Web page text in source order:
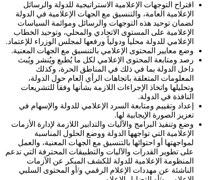
اقتراح التوجهات الإعلامية الاستراتيجية للدولة والرسائل
الإعلامية العامة، والتنسيق مع الجهات الإعلامية في الدولة
لضمان توحيد هذه التوجهات والرسائل وموائمة السياسات
الإعلامية على المستوى الاتحادي والمحلي، وتوحيد الخطاب
الإعلامي للدولة محلياً ودولياً ورفعها لمجلس الوزراء للإعتماد.
وضع معايير المحتوى الإعلامي بالتنسيق مع الجهات المعنية.
رصد ومتابعة المحتوى الإعلامي لكل ما يُطبع ويُنشر ويُبث
داخل الدولة بما في ذلك في المناطق الحرة، وكذلك
المعلومات المتعلقة باتجاهات الرأي العام حول الدولة،
وتحليلها واتخاذ الإجراءات اللازمة بشأنها وفقاً للتشريعات
النافذة في الدولة.
إعداد وتقييم ومتابعة السرد الإعلامي للدولة والإسهام في
تعزيز الصورة الإيجابية لها.
وضع وتنفيذ البرامج والآليات والتدابير اللازمة لإدارة الأزمات
الإعلامية التي تواجهها الدولة ووضع الحلول المناسبة
لمواجهتها أو احتوائها بالتنسيق مع الجهات المعنية، والعمل
على تطوير القدرات والآليات والتطبيقات المحترفة التي تدعم
المنظومة الإعلامية للدولة للكشف المبكر عن الأزمات
الناشئة عن مهددات الإعلام الرقمي و/أو المحتوى السلبي